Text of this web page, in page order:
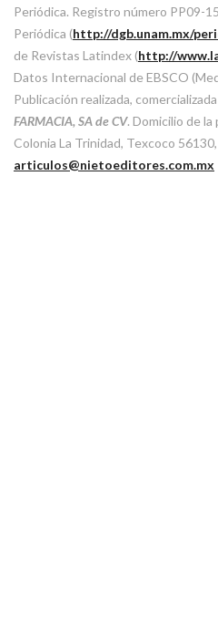
Periódica. Registro número PP09-
Periódica (http://dgb.unam.mx/
de Revistas Latindex (http://
Datos Internacional de EBSCO
Publicación realizada,
FARMACIA, SA de CV. Domicilio de la
Colonia La Trinidad, Texcoco
articulos@nietoeditores.com.mx